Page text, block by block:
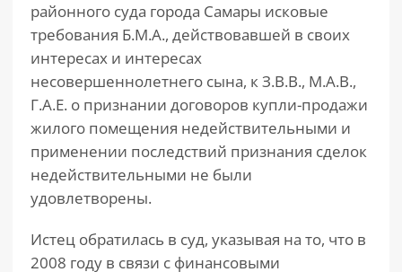
районного суда города Самары исковые
требования Б.М.А., действовавшей в своих
интересах и интересах
несовершеннолетнего сына, к З.В.В., М.А.В.,
Г.А.Е. о признании договоров купли-продажи
жилого помещения недействительными и
применении последствий признания сделок
недействительными не были
удовлетворены.
Истец обратилась в суд, указывая на то, что в
2008 году в связи с финансовыми